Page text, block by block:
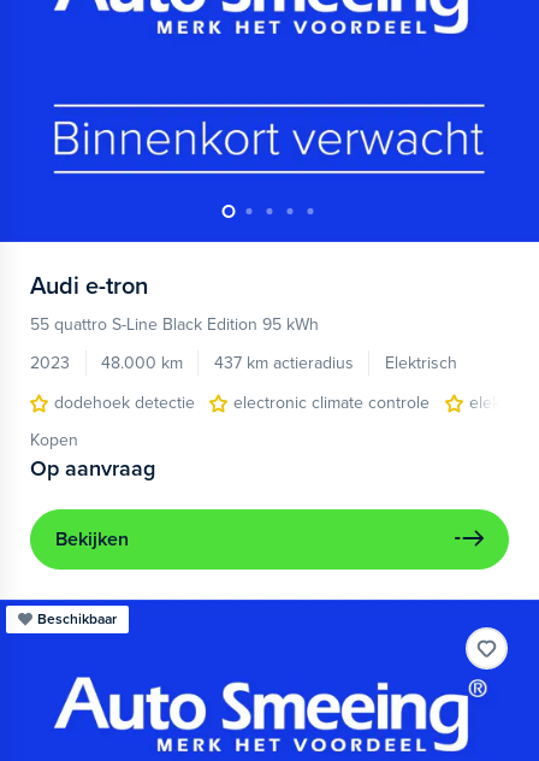
Audi e-tron
55 quattro S-Line Black Edition 95 kWh
2023
48.000 km 437 km actieradius
Elektrisch
dodehoek detectie
electronic climate controle
Kopen
Op aanvraag
Bekijken
Beschikbaar